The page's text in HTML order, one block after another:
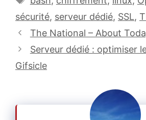
sécurité, serveur dédié, SSL,
The National – About
Serveur dédié : optimiser
Gifsicle